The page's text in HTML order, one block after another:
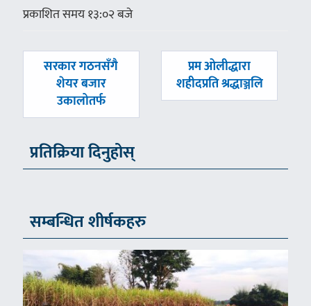
प्रकाशित समय १३:०२ बजे
पछिल्लाे
सरकार गठनसँगै
शेयर बजार
उकालोतर्फ
अघिल्लाे
-
प्रम ओलीद्धारा
शहीदप्रति श्रद्धाञ्जलि
प्रतिक्रिया दिनुहोस्
सम्बन्धित शीर्षकहरु